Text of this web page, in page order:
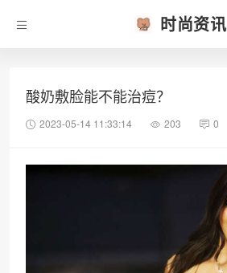
时尚资讯
酸奶敷脸能不能治痘？
2023-05-14 11:33:14 203 0